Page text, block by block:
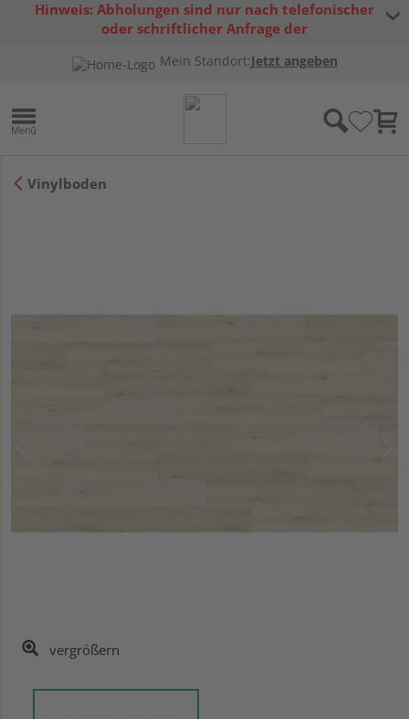
Hinweis: Abholungen sind nur nach telefonischer
oder schriftlicher Anfrage der
Mein Standort:Jetzt angeben
Vinylboden
vergrößern